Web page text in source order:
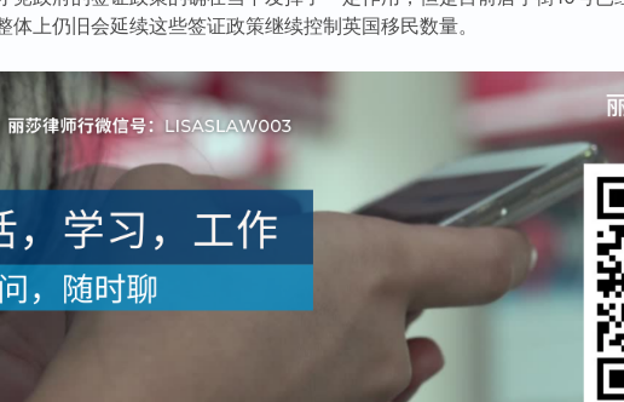
体上仍旧会延续这些签证政策继续控制英国移民数量。